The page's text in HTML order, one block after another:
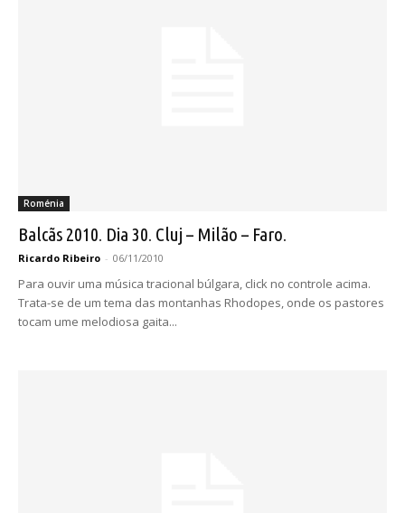
Roménia
Balcãs 2010. Dia 30. Cluj – Milão – Faro.
Ricardo Ribeiro - 06/11/2010
Para ouvir uma música tracional búlgara, click no controle acima.
Trata-se de um tema das montanhas Rhodopes, onde os pastores
tocam ume melodiosa gaita...